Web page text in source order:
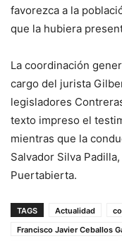
favorezca a la
que la hubiera
La coordinación
cargo del jurista
legisladores
texto impreso el
mientras que la
Salvador Silva
Puertabierta.
TAGS Actualidad
Francisco Javier Ceballos